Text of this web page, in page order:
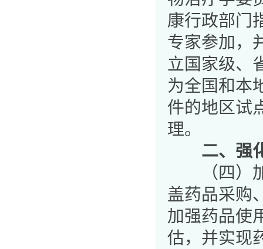
康行政部门
专家参加，
立国家级、
为全国和本
件的地区试
理。
二、强
（四）加
盖药品采购
加强药品使
估，并实现